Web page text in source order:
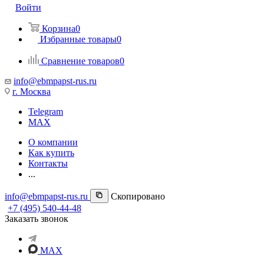
Войти
Корзина0
Избранные товары0
Сравнение товаров0
info@ebmpapst-rus.ru
г. Москва
Telegram
MAX
О компании
Как купить
Контакты
...
info@ebmpapst-rus.ru
Скопировано
+7 (495) 540-44-48
Заказать звонок
MAX